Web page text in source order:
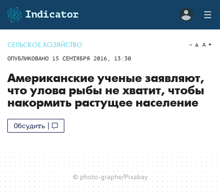
СЕЛЬСКОЕ ХОЗЯЙСТВО
ОПУБЛИКОВАНО 15 СЕНТЯБРЯ 2016, 13:30
a A
Американские ученые заявляют,
что улова рыбы не хватит, чтобы
накормить растущее население
Обсудить
© photo-graphe/Pixabay